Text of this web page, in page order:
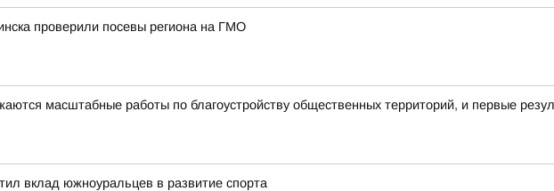
проверили посевы региона на ГМО
масштабные работы по благоустройству общественных территорий, и первые
вклад южноуральцев в развитие спорта